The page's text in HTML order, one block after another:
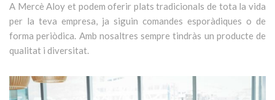
A Mercè Aloy et podem oferir plats tradicionals de tota la vida
per la teva empresa, ja siguin comandes esporàdiques o de
forma periòdica. Amb nosaltres sempre tindràs un producte de
qualitat i diversitat.